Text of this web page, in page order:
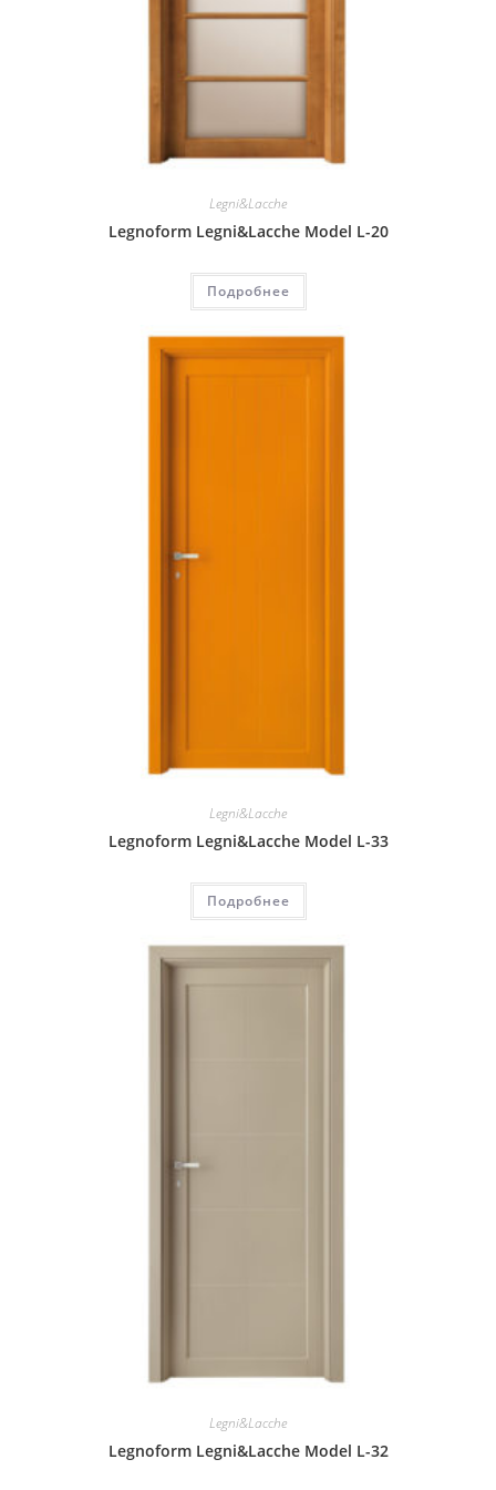
Legni&Lacche
Legnoform Legni&Lacche Model L-20
Подробнее
Legni&Lacche
Legnoform Legni&Lacche Model L-33
Подробнее
Legni&Lacche
Legnoform Legni&Lacche Model L-32